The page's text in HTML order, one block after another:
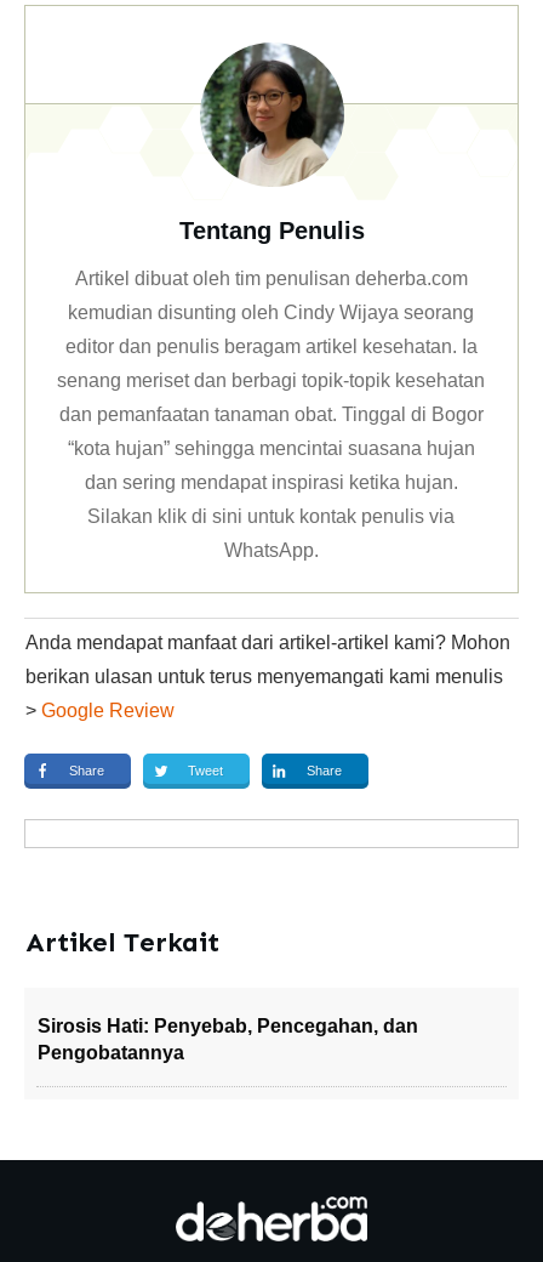
Tentang Penulis
Artikel dibuat oleh tim penulisan deherba.com
kemudian disunting oleh Cindy Wijaya seorang
editor dan penulis beragam artikel kesehatan. Ia
senang meriset dan berbagi topik-topik kesehatan
dan pemanfaatan tanaman obat. Tinggal di Bogor
“kota hujan” sehingga mencintai suasana hujan
dan sering mendapat inspirasi ketika hujan.
Silakan klikdi sini untuk kontak penulis via
WhatsApp.
Anda mendapat manfaat dari artikel-artikel kami? Mohon
berikan ulasan untuk terus menyemangati kami menulis
> Google Review
Share Tweet Share
Artikel Terkait
Sirosis Hati: Penyebab, Pencegahan, dan
Pengobatannya